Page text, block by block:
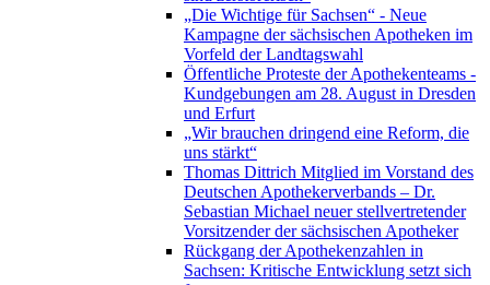
„Die Wichtige für Sachsen“ - Neue
Kampagne der sächsischen Apotheken im
Vorfeld der Landtagswahl
Öffentliche Proteste der Apothekenteams -
Kundgebungen am 28. August in Dresden
und Erfurt
„Wir brauchen dringend eine Reform, die
uns stärkt“
Thomas Dittrich Mitglied im Vorstand des
Deutschen Apothekerverbands – Dr.
Sebastian Michael neuer stellvertretender
Vorsitzender der sächsischen Apotheker
Rückgang der Apothekenzahlen in
Sachsen: Kritische Entwicklung setzt sich